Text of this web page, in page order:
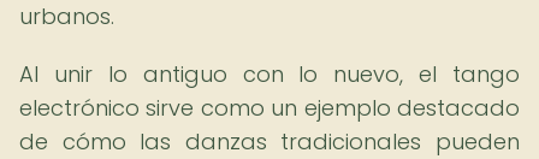
urbanos.
Al unir lo antiguo con lo nuevo, el tango
electrónico sirve como un ejemplo destacado
de cómo las danzas tradicionales pueden